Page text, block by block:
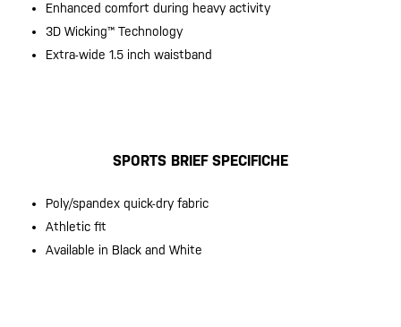
Enhanced comfort during heavy activity
3D Wicking™ Technology
Extra-wide 1.5 inch waistband
SPORTS BRIEF SPECIFICHE
Poly/spandex quick-dry fabric
Athletic fit
Available in Black and White